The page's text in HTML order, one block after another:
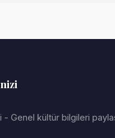
- Genel kültür bilgileri